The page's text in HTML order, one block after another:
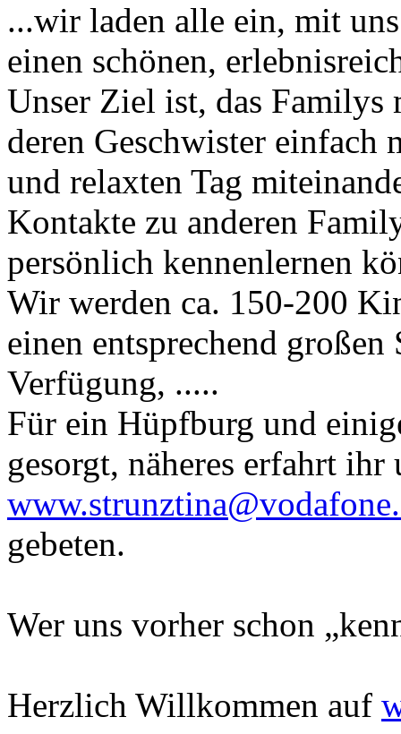
...wir laden alle ein, mit
einen schönen,
Unser Ziel ist, das
deren Geschwister einfach
und relaxten Tag
Kontakte zu anderen
persönlich kennenlernen
Wir werden ca. 150-200
einen entsprechend
Verfügung, .....
Für ein Hüpfburg und
gesorgt, näheres erfahrt ihr
gebeten.
Wer uns vorher schon
Herzlich Willkommen auf